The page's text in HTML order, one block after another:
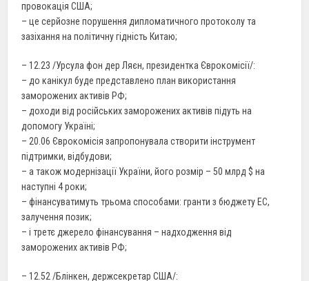
провокація США;
– це серйозне порушення дипломатичного протоколу та
зазіхання на політичну гідність Китаю;
– 12.23 /Урсула фон дер Ляєн, президентка Єврокомісії/:
– до канікул буде представлено план використання
заморожених активів РФ;
– доходи від російських заморожених активів підуть на
допомогу Україні;
– 20.06 Єврокомісія запропонувала створити інструмент
підтримки, відбудови;
– а також модернізації України, його розмір – 50 млрд $ на
наступні 4 роки;
– фінансуватимуть трьома способами: гранти з бюджету ЕС,
залучення позик;
– і третє джерело фінансування – надходження від
заморожених активів РФ;
– 12.52 /Блінкен, держсекретар США/: